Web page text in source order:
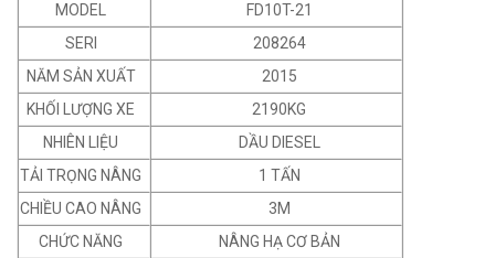
MODEL
FD10T-21
SERI
208264
NĂM SẢN XUẤT
2015
KHỐI LƯỢNG XE
2190KG
NHIÊN LIỆU
DẦU DIESEL
TẢI TRỌNG NÂNG
1 TẤN
CHIỀU CAO NÂNG
3M
CHỨC NĂNG
NÂNG HẠ CƠ BẢN